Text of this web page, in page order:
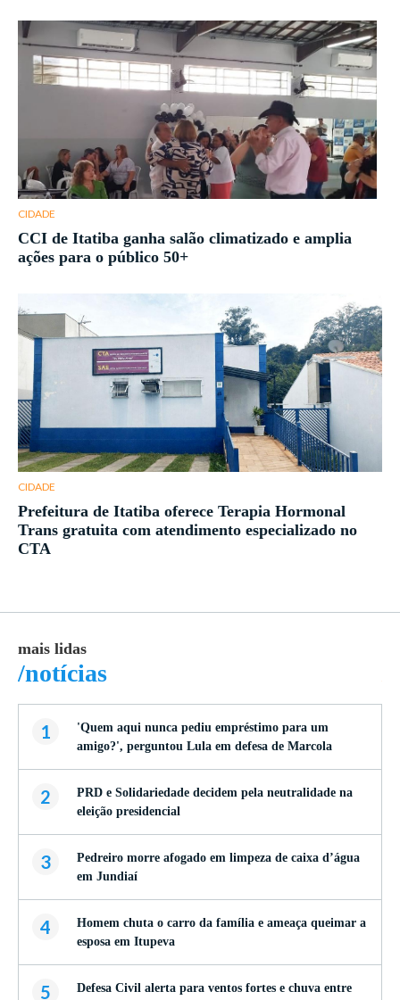
CIDADE
CCI de Itatiba ganha salão climatizado e amplia
ações para o público 50+
CIDADE
Prefeitura de Itatiba oferece Terapia Hormonal
Trans gratuita com atendimento especializado no
CTA
mais lidas
/notícias
1
'Quem aqui nunca pediu empréstimo para um
amigo?', perguntou Lula em defesa de Marcola
2
PRD e Solidariedade decidem pela neutralidade na
eleição presidencial
3
Pedreiro morre afogado em limpeza de caixa d’água
em Jundiaí
4
Homem chuta o carro da família e ameaça queimar a
esposa em Itupeva
5 Defesa Civil alerta para ventos fortes e chuva entre